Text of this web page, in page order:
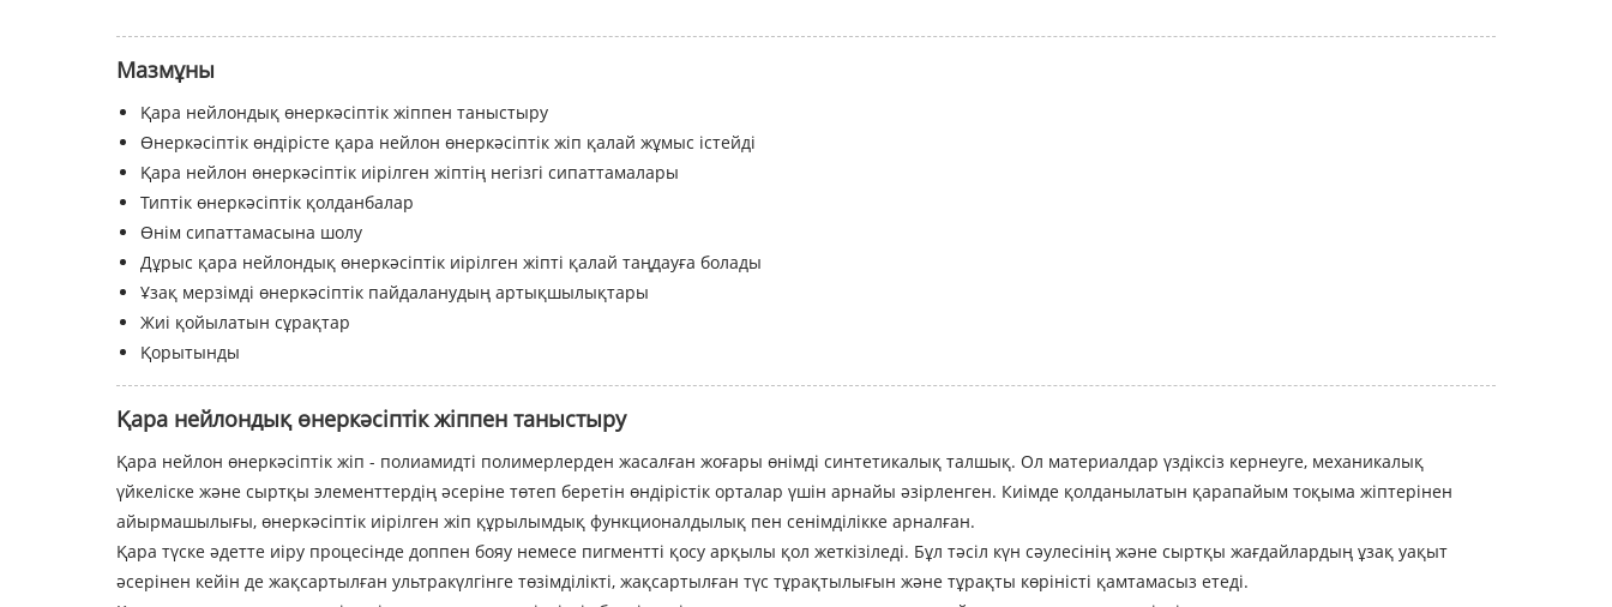
Мазмұны
Қара нейлондық өнеркәсіптік жіппен таныстыру
Өнеркәсіптік өндірісте қара нейлон өнеркәсіптік жіп қалай жұмыс істейді
Қара нейлон өнеркәсіптік иірілген жіптің негізгі сипаттамалары
Типтік өнеркәсіптік қолданбалар
Өнім сипаттамасына шолу
Дұрыс қара нейлондық өнеркәсіптік иірілген жіпті қалай таңдауға болады
Ұзақ мерзімді өнеркәсіптік пайдаланудың артықшылықтары
Жиі қойылатын сұрақтар
Қорытынды
Қара нейлондық өнеркәсіптік жіппен таныстыру
Қара нейлон өнеркәсіптік жіп - полиамидті полимерлерден жасалған жоғары өнімді синтетикалық талшық. Ол материалдар үздіксіз кернеуге, механикалық
үйкеліске және сыртқы элементтердің әсеріне төтеп беретін өндірістік орталар үшін арнайы әзірленген. Киімде қолданылатын қарапайым тоқыма жіптерінен
айырмашылығы, өнеркәсіптік иірілген жіп құрылымдық функционалдылық пен сенімділікке арналған.
Қара түске әдетте иіру процесінде доппен бояу немесе пигментті қосу арқылы қол жеткізіледі. Бұл тәсіл күн сәулесінің және сыртқы жағдайлардың ұзақ уақыт
әсерінен кейін де жақсартылған ультракүлгінге төзімділікті, жақсартылған түс тұрақтылығын және тұрақты көріністі қамтамасыз етеді.